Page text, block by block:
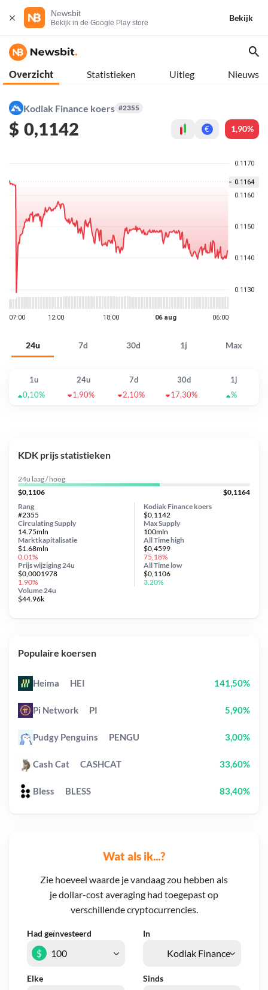
Newsbit
Bekijk in de Google Play store
Bekijk
Overzicht Statistieken Uitleg Nieuws
Kodiak Finance koers #2355
$ 0,1142 € 1,90%
24u 7d 30d 1j Max
1u 24u 7d 30d
1j
0,10%
1,90% 2,10% 17,30% %
Wat als ik...?
Zie hoeveel waarde je vandaag zou hebben als
je dollar-cost averaging had toegepast op
verschillende cryptocurrencies.
Had geïnvesteerd In
Elke Sinds
$
KDK prijs statistieken
24u laag / hoog
$0,1106
$0,1164
Kodiak Finance koers
$0,1142
Circulating Supply
14.75mln
Prijs wijziging 24u
$0,0001978
1,90%
Max Supply
100mln
Marktkapitalisatie
$1.68mln
0,01%
Volume 24u
$44.96k
Rang
#2355
All Timehigh
$0,4599
75,18%
All Time low
$0,1106
3,20%
Populaire koersen
Heima HEI 141,50%
Pi Network PI 5,90%
Pudgy Penguins PENGU 3,00%
Cash Cat CASHCAT 33,60%
Bless BLESS 83,40%